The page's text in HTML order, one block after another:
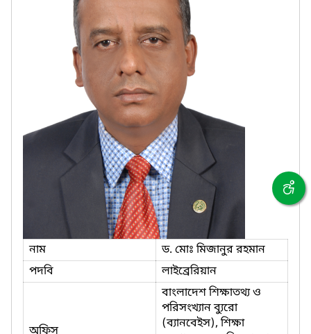
নাম
ড. মোঃ মিজানুর রহমান
পদবি
লাইব্রেরিয়ান
বাংলাদেশ শিক্ষাতথ্য ও
পরিসংখ্যান ব্যুরো
(ব্যানবেইস), শিক্ষা